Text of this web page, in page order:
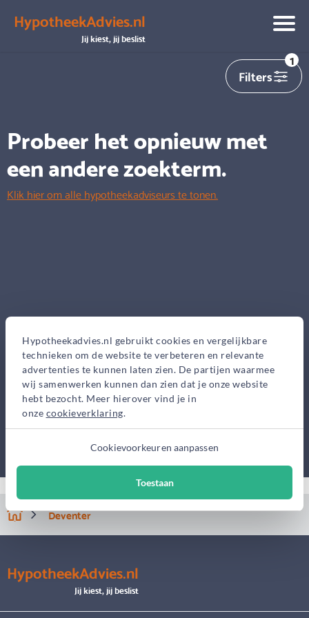
Hypotheekadvies.nl gebruikt cookies en vergelijkbare
technieken om de website te verbeteren en relevante
advertenties te kunnen laten zien. De partijen waarmee
wij samenwerken kunnen dan zien dat je onze website
hebt bezocht. Meer hierover vind je in
onze cookieverklaring.
Cookievoorkeuren aanpassen
Toestaan
HypotheekAdvies.nl
Jij kiest, jij beslist
We hebben helaas0adviseurs gevonden die aansluiten op
jouw zoekopdracht
Filters
1
Probeer het opnieuw met
een andere zoekterm.
Klik hier om alle hypotheekadviseurs te tonen.
Deventer
HypotheekAdvies.nl
Jij kiest, jij beslist